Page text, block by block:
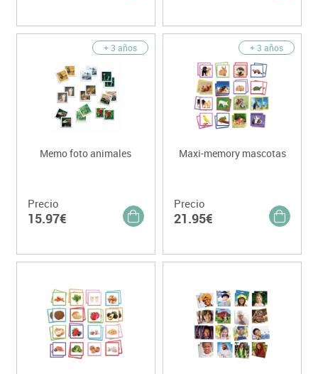
+ 3 años
Memo foto animales
Precio
15.97€
+ 3 años
Maxi-memory mascotas
Precio
21.95€